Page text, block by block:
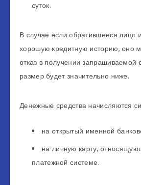
суток.
В случае если обратившееся лицо
хорошую кредитную историю, оно
отказ в получении запрашиваемой
размер будет значительно ниже.
Денежные средства начисляются
на открытый именной
на личную карту,
платежной системе.